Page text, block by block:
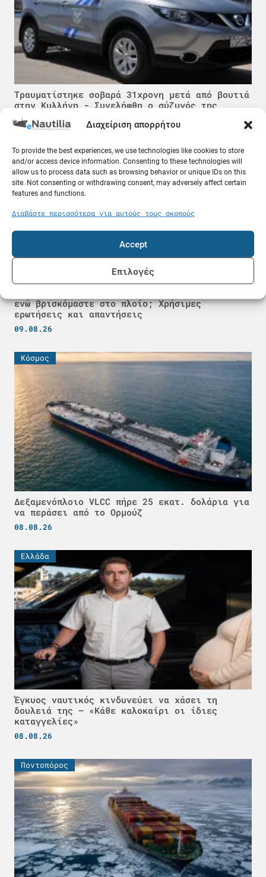
Διαχείριση απορρήτου
To provide the best experiences, we use technologies like cookies to store
and/or access device information. Consenting to these technologies will
allow us to process data such as browsing behavior or unique IDs on this
site. Not consenting or withdrawing consent, may adversely affect certain
features and functions.
Διαβάστε περισσότερα για αυτούς τους σκοπούς
Accept
Επιλογές
Τραυματίστηκε σοβαρά 31χρονη μετά από βουτιά
στην Κυλλήνη - Συνελήφθη ο σύζυγός της
09.08.26
Γνώσεις
ενώ βρισκόμαστε στο πλοίο; Χρήσιμες
ερωτήσεις και απαντήσεις
09.08.26
Κόσμος
Δεξαμενόπλοιο VLCC πήρε 25 εκατ. δολάρια για
να περάσει από το Ορμούζ
08.08.26
Ελλάδα
Έγκυος ναυτικός κινδυνεύει να χάσει τη
δουλειά της – «Κάθε καλοκαίρι οι ίδιες
καταγγελίες»
08.08.26
Ποντοπόρος